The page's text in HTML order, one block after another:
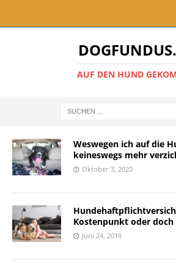
AUF DEN HUND
Weswegen ich auf die
keineswegs mehr
Oktober 3, 2020
Kostenpunkt oder
Juni 24, 2019